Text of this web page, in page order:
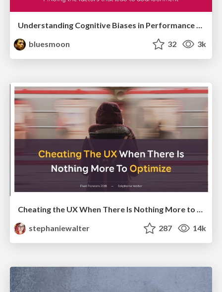
Understanding Cognitive Biases in Performance Measurement
bluesmoon
32 3k
Cheating the UX When There Is Nothing More to Optimize - PixelPioneers
stephaniewalter
287 14k